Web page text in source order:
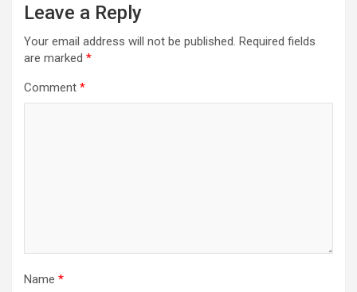
Leave a Reply
Your email address will not be published. Required fields
are marked *
Comment *
Name *